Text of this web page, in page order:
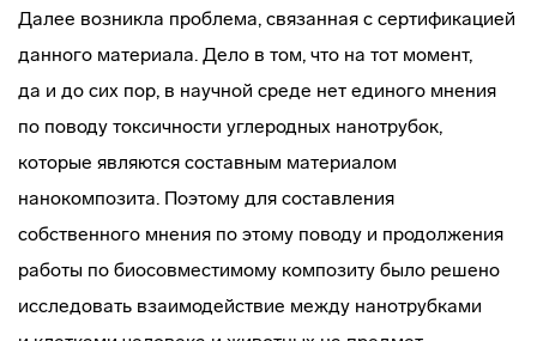
Далее возникла проблема, связанная с сертификацией
данного материала. Дело в том, что на тот момент,
да и до сих пор, в научной среде нет единого мнения
по поводу токсичности углеродных нанотрубок,
которые являются составным материалом
нанокомпозита. Поэтому для составления
собственного мнения по этому поводу и продолжения
работы по биосовместимому композиту было решено
исследовать взаимодействие между нанотрубками